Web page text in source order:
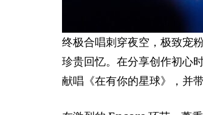
终极合唱刺穿夜空，极致宠
珍贵回忆。在分享创作初心
献唱《在有你的星球》，并